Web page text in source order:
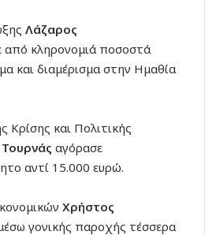
Λάζαρος
από κληρονομιά ποσοστά
και διαμέρισμα στην Ημαθία
Κρίσης και Πολιτικής
αγόρασε
αντί 15.000 ευρώ.
Χρήστος
γονικής παροχής τέσσερα